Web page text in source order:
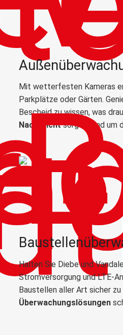
Mit wetterfesten Kameras
Parkplätze oder Gärten.
Bescheid zu wissen, was
Nachtsichtsorgen rund um
Halten Sie Diebe und
Stromversorgung und LTE-
Baustellen aller Art sicher zu
Überwachungslösungen